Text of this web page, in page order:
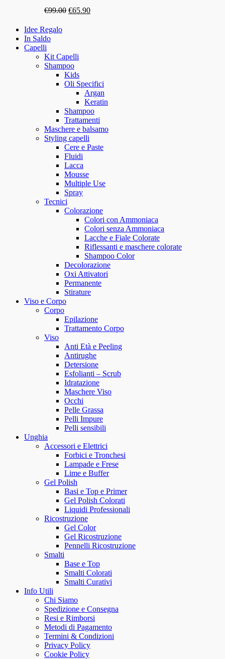
€99.00 €65.90
Idee Regalo
In Saldo
Capelli
Kit Capelli
Shampoo
Kids
Oli Specifici
Argan
Keratin
Shampoo
Trattamenti
Maschere e balsamo
Styling capelli
Cere e Paste
Fluidi
Lacca
Mousse
Multiple Use
Spray
Tecnici
Colorazione
Colori con Ammoniaca
Colori senza Ammoniaca
Lacche e Fiale Colorate
Riflessanti e maschere colorate
Shampoo Color
Decolorazione
Oxi Attivatori
Permanente
Stirature
Viso e Corpo
Corpo
Epilazione
Trattamento Corpo
Viso
Anti Età e Peeling
Antirughe
Detersione
Esfolianti – Scrub
Idratazione
Maschere Viso
Occhi
Pelle Grassa
Pelli Impure
Pelli sensibili
Unghia
Accessori e Elettrici
Forbici e Tronchesi
Lampade e Frese
Lime e Buffer
Gel Polish
Basi e Top e Primer
Gel Polish Colorati
Liquidi Professionali
Ricostruzione
Gel Color
Gel Ricostruzione
Pennelli Ricostruzione
Smalti
Base e Top
Smalti Colorati
Smalti Curativi
Info Utili
Chi Siamo
Spedizione e Consegna
Resi e Rimborsi
Metodi di Pagamento
Termini & Condizioni
Privacy Policy
Cookie Policy